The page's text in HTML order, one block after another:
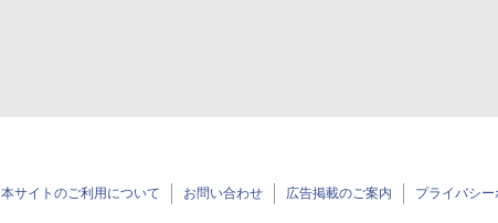
本サイトのご利用について お問い合わせ 広告掲載のご案内 プライバシー